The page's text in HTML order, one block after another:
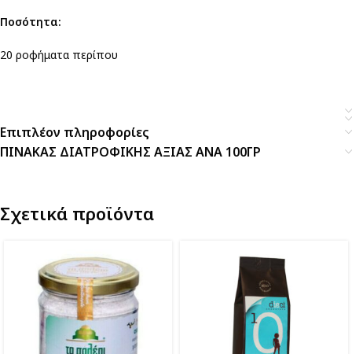
Ποσότητα:
20 ροφήματα περίπου
Επιπλέον πληροφορίες
ΠΙΝΑΚΑΣ ΔΙΑΤΡΟΦΙΚΗΣ ΑΞΙΑΣ ΑΝΑ 100ΓΡ
Σχετικά προϊόντα